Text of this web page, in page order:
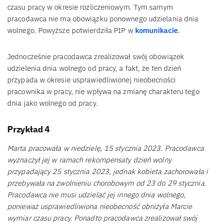
czasu pracy w okresie rozliczeniowym. Tym samym
pracodawca nie ma obowiązku ponownego udzielania dnia
wolnego. Powyższe potwierdziła PIP w komunikacie.
Jednocześnie pracodawca zrealizował swój obowiązek
udzielenia dnia wolnego od pracy, a fakt, że ten dzień
przypada w okresie usprawiedliwionej nieobecności
pracownika w pracy, nie wpływa na zmianę charakteru tego
dnia jako wolnego od pracy.
Przykład 4
Marta pracowała w niedzielę, 15 stycznia 2023. Pracodawca
wyznaczył jej w ramach rekompensaty dzień wolny
przypadający 25 stycznia 2023, jednak kobieta zachorowała i
przebywała na zwolnieniu chorobowym od 23 do 29 stycznia.
Pracodawca nie musi udzielać jej innego dnia wolnego,
ponieważ usprawiedliwiona nieobecność obniżyła Marcie
wymiar czasu pracy. Ponadto pracodawca zrealizował swój